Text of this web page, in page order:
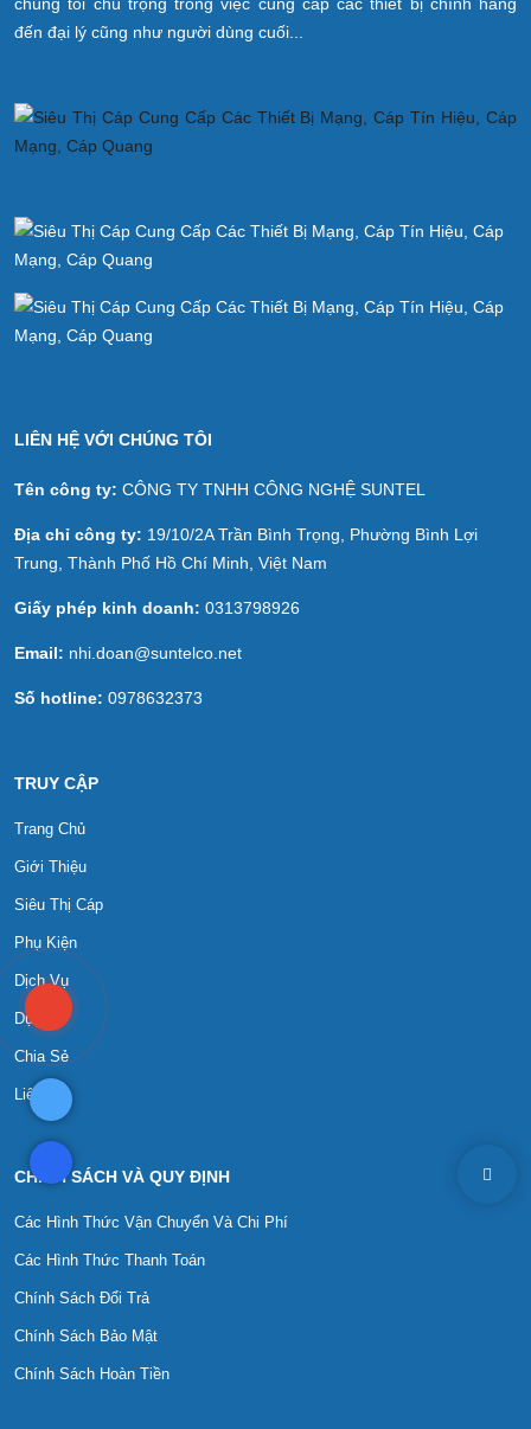
chúng tôi chú trọng trong việc cung cấp các thiết bị chính hãng
đến đại lý cũng như người dùng cuối...
LIÊN HỆ VỚI CHÚNG TÔI
Tên công ty: CÔNG TY TNHH CÔNG NGHỆ SUNTEL
Địa chỉ công ty: 19/10/2A Trần Bình Trọng, Phường Bình Lợi
Trung, Thành Phố Hồ Chí Minh, Việt Nam
Giấy phép kinh doanh: 0313798926
Email: nhi.doan@suntelco.net
Số hotline: 0978632373
TRUY CẬP
Trang Chủ
Giới Thiệu
Siêu Thị Cáp
Phụ Kiện
Dịch Vụ
Dự Án
Chia Sẻ
Liên Hệ
CHÍNH SÁCH VÀ QUY ĐỊNH
Các Hình Thức Vận Chuyển Và Chi Phí
Các Hình Thức Thanh Toán
Chính Sách Đổi Trả
Chính Sách Bảo Mật
Chính Sách Hoàn Tiền